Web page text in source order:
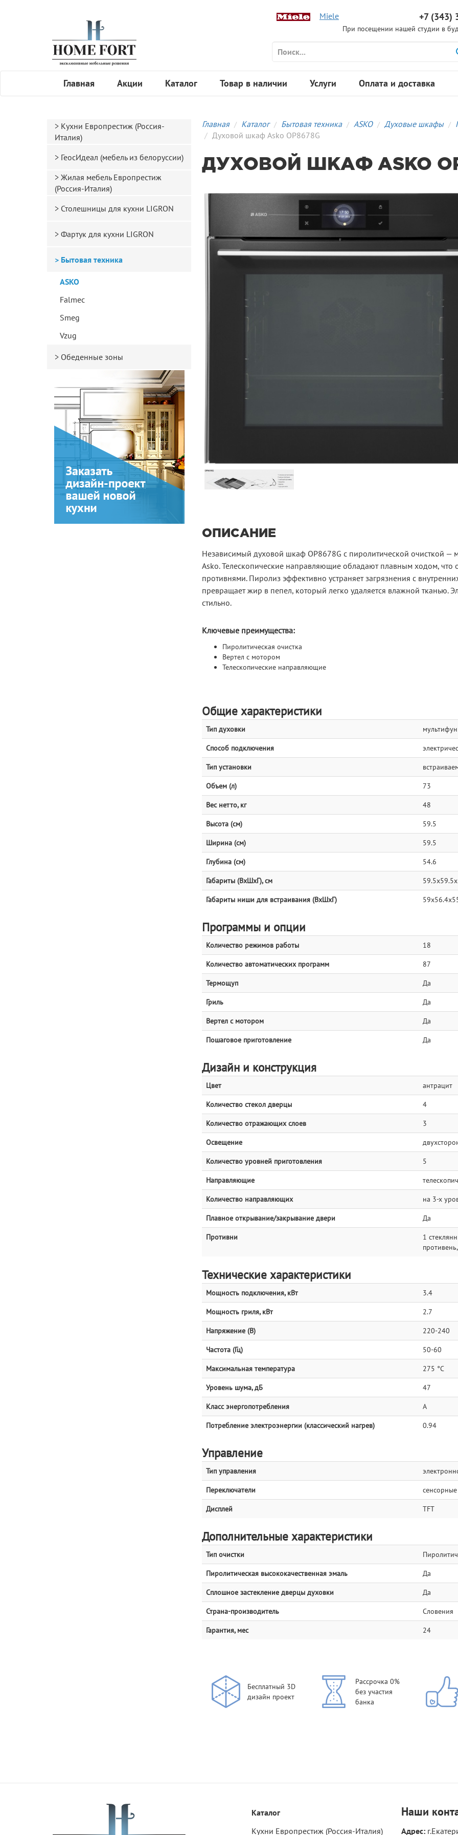
Miele +7 (343)
При посещении нашей студии в
Главная Акции Каталог Товар в наличии Услуги Оплата и доставка
Главная Каталог Бытовая техника ASKO Духовые шкафы
Духовой шкаф Asko OP8678G
Кухни Европрестиж (Россия-
Италия)
ГеосИдеал (мебель из белоруссии)
Жилая мебель Европрестиж
(Россия-Италия)
Столешницы для кухни LIGRON
Фартук для кухни LIGRON
Бытовая техника
ASKO
Falmec
Smeg
Vzug
Обеденные зоны
ДУХОВОЙ ШКАФ ASKO
ОПИСАНИЕ
Независимый духовой шкаф OP8678G с пиролитической очисткой —
Asko. Телескопические направляющие обладают плавным ходом, что
противнями. Пиролиз эффективно устраняет загрязнения с
превращает жир в пепел, который легко удаляется влажной тканью.
стильно.
Ключевые преимущества:
Пиролитическая очистка
Вертел с мотором
Телескопические направляющие
Общие характеристики
Тип духовки
Способ подключения
Тип установки
Объем (л) 73
Вес нетто, кг 48
Высота (см) 59.5
Ширина (см) 59.5
Глубина (см) 54.6
Габариты (ВхШхГ), см
Габариты ниши для встраивания (ВхШхГ)
Программы и опции
Количество режимов работы 18
Количество автоматических программ 87
Термощуп Да
Гриль Да
Вертел с мотором Да
Пошаговое приготовление Да
Дизайн и конструкция
Цвет антрацит
Количество стекол дверцы 4
Количество отражающих слоев 3
Освещение
Количество уровней приготовления 5
Направляющие
Количество направляющих на 3-х
Плавное открывание/закрывание двери Да
Противни
1
Технические характеристики
Мощность подключения, кВт 3.4
Мощность гриля, кВт 2.7
Напряжение (В) 220-240
Частота (Гц) 50-60
Максимальная температура 275 °C
Уровень шума, дБ 47
Класс энергопотребления А
Потребление электроэнергии (классический нагрев) 0.94
Управление
Тип управления
Переключатели сенсорные
Дисплей TFT
Дополнительные характеристики
Тип очистки
Пиролитическая высококачественная эмаль Да
Сплошное застекление дверцы духовки Да
Страна-производитель Словения
Гарантия, мес 24
Бесплатный 3D
дизайн проект
Рассрочка 0%
без участия
банка
Каталог
Кухни Европрестиж (Россия-Италия)
Наши
Адрес: